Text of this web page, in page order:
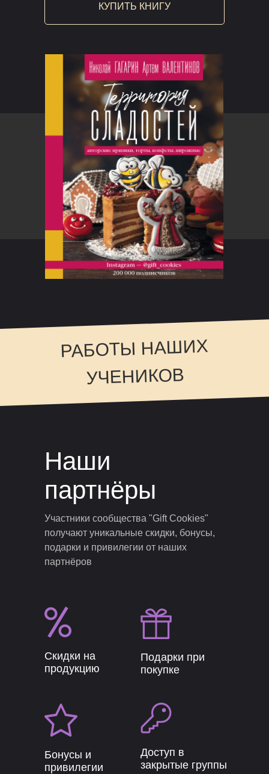
КУПИТЬ КНИГУ
РАБОТЫ НАШИХ
УЧЕНИКОВ
Участники сообщества "Gift Cookies"
получают уникальные скидки, бонусы,
подарки и привилегии от наших
партнёров
Наши
партнёры
Скидки на
продукцию
Бонусы и
привилегии
Подарки при
покупке
Доступ в
закрытые группы